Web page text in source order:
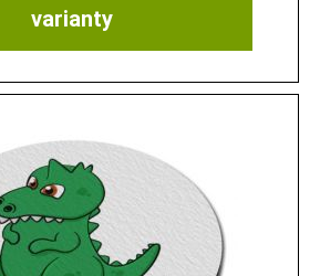
varianty